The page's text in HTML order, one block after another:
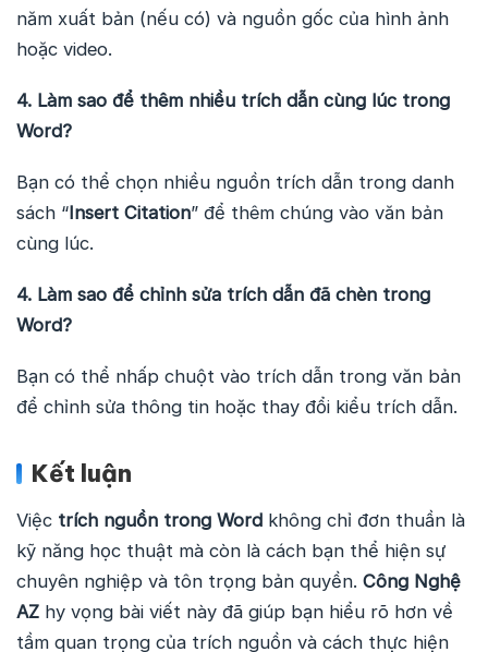
năm xuất bản (nếu có) và nguồn gốc của hình ảnh
hoặc video.
4. Làm sao để thêm nhiều trích dẫn cùng lúc trong
Word?
Bạn có thể chọn nhiều nguồn trích dẫn trong danh
sách “Insert Citation” để thêm chúng vào văn bản
cùng lúc.
4. Làm sao để chỉnh sửa trích dẫn đã chèn trong
Word?
Bạn có thể nhấp chuột vào trích dẫn trong văn bản
để chỉnh sửa thông tin hoặc thay đổi kiểu trích dẫn.
Kết luận
Việc trích nguồn trong Word không chỉ đơn thuần là
kỹ năng học thuật mà còn là cách bạn thể hiện sự
chuyên nghiệp và tôn trọng bản quyền. Công Nghệ
AZ hy vọng bài viết này đã giúp bạn hiểu rõ hơn về
tầm quan trọng của trích nguồn và cách thực hiện